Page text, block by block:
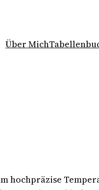
Über Mich
hochpräzise